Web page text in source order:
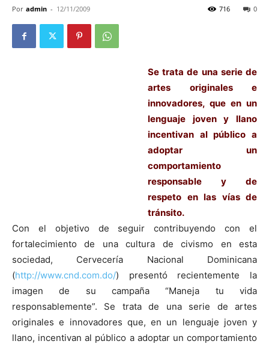
Por admin - 12/11/2009 0
716
Se trata de una serie de
artes originales e
innovadores, que en un
lenguaje joven y llano
incentivan al público a
adoptar un
comportamiento
responsable y de
respeto en las vías de
tránsito.
Con el objetivo de seguir contribuyendo con el
fortalecimiento de una cultura de civismo en esta
sociedad, Cervecería Nacional Dominicana
(http://www.cnd.com.do/) presentó recientemente la
imagen de su campaña “Maneja tu vida
responsablemente”. Se trata de una serie de artes
originales e innovadores que, en un lenguaje joven y
llano, incentivan al público a adoptar un comportamiento